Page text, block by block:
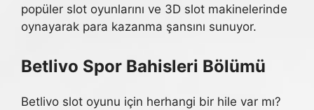
popüler slot oyunlarını ve 3D slot makinelerinde
oynayarak para kazanma şansını sunuyor.
Betlivo Spor Bahisleri Bölümü
Betlivo slot oyunu için herhangi bir hile var mı?